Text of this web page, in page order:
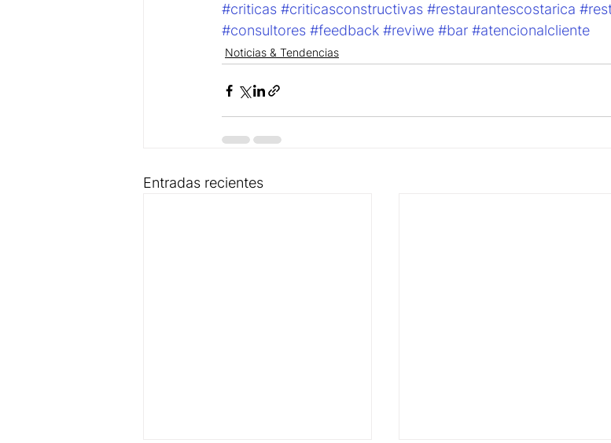
#criticas #criticasconstructivas #restaurantescostarica
#consultores #feedback #reviwe #bar #atencionalcliente
Noticias & Tendencias
Entradas recientes